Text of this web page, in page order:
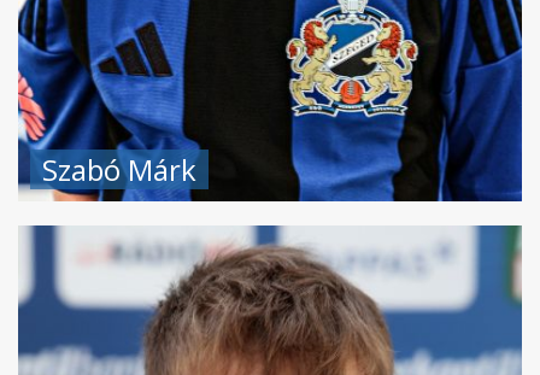
Szabó Márk